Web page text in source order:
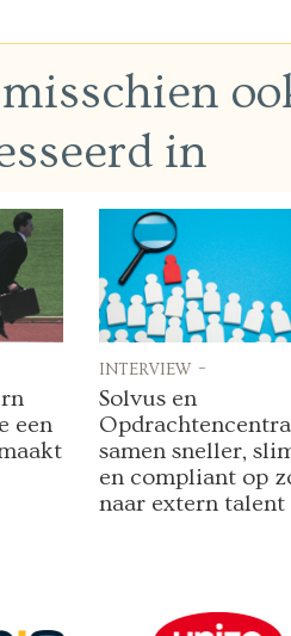
in
een
interview -
Solvus en
samen sneller,
en compliant op
naar extern talent